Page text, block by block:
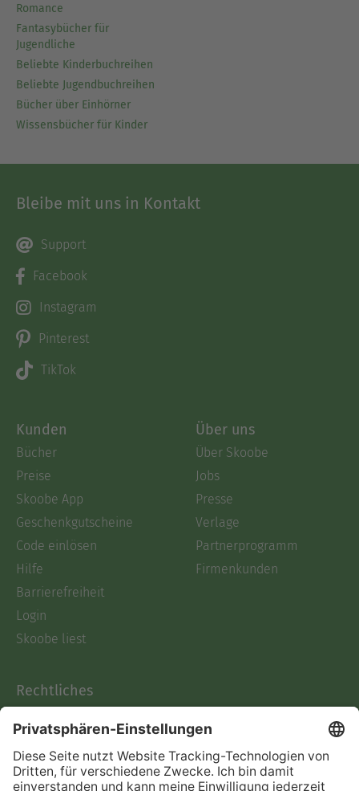
Romance
Fantasybücher für
Jugendliche
Beliebte Kinderbuchreihen
Beliebte Jugendbuchreihen
Bücher über Einhörner
Wissensbücher für Kinder
Bleibe mit uns in Kontakt
Support
Facebook
Instagram
Pinterest
TikTok
Kunden
Bücher
Preise
Skoobe App
Geschenkgutscheine
Code einlösen
Hilfe
Barrierefreiheit
Login
Skoobe liest
Über uns
Über Skoobe
Jobs
Presse
Verlage
Partnerprogramm
Firmenkunden
Rechtliches
AGB
Informationen nach Data
Act